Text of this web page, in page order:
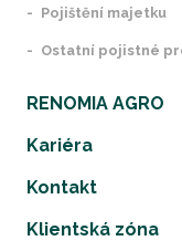
Pojištění majetku
Ostatní pojistné
RENOMIA AGRO
Kariéra
Kontakt
Klientská zóna